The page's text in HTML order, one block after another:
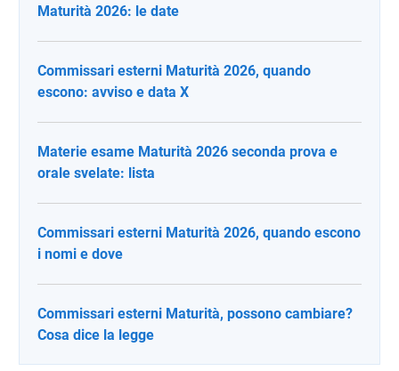
Maturità 2026: le date
Commissari esterni Maturità 2026, quando
escono: avviso e data X
Materie esame Maturità 2026 seconda prova e
orale svelate: lista
Commissari esterni Maturità 2026, quando escono
i nomi e dove
Commissari esterni Maturità, possono cambiare?
Cosa dice la legge